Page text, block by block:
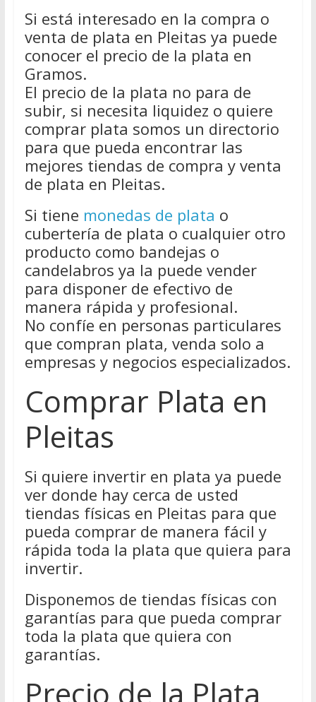
Si está interesado en la compra o
venta de plata en Pleitas ya puede
conocer el precio de la plata en
Gramos.
El precio de la plata no para de
subir, si necesita liquidez o quiere
comprar plata somos un directorio
para que pueda encontrar las
mejores tiendas de compra y venta
de plata en Pleitas.
Si tiene monedas de plata o
cubertería de plata o cualquier otro
producto como bandejas o
candelabros ya la puede vender
para disponer de efectivo de
manera rápida y profesional.
No confíe en personas particulares
que compran plata, venda solo a
empresas y negocios especializados.
Comprar Plata en
Pleitas
Si quiere invertir en plata ya puede
ver donde hay cerca de usted
tiendas físicas en Pleitas para que
pueda comprar de manera fácil y
rápida toda la plata que quiera para
invertir.
Disponemos de tiendas físicas con
garantías para que pueda comprar
toda la plata que quiera con
garantías.
Precio de la Plata